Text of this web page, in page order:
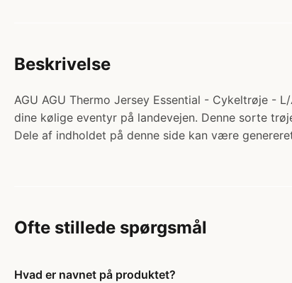
Beskrivelse
AGU AGU Thermo Jersey Essential - Cykeltrøje -
dine kølige eventyr på landevejen. Denne sorte
Dele af indholdet på denne side kan være
Ofte stillede spørgsmål
Hvad er navnet på produktet?